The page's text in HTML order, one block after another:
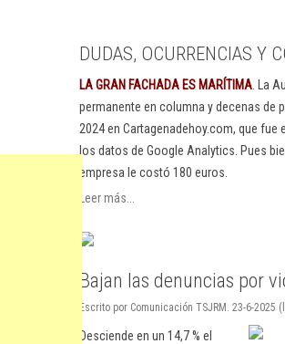
DUDAS, OCURRENCIAS Y
LA GRAN FACHADA ES MARÍTIMA . La
permanente en columna y decenas
2024 en Cartagenadehoy.com, que
los datos de Google Analytics. Pues
empresa le costó 180 euros.
Leer más...
Bajan las denuncias por
Escrito por Comunicación TSJRM. 23-6-2025
Desciende en un 14,7 % el